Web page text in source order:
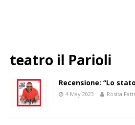
teatro il Parioli
Recensione: “Lo
4 May 2023 Rosita